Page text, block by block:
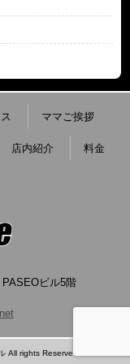
ママご挨拶
店内紹介 料金
ビル5階
rights Reserved.